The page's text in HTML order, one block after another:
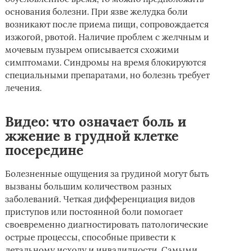
основания болезни. При язве желудка боли
возникают после приема пищи, сопровождается
изжогой, рвотой. Наличие проблем с желчным и
мочевым пузырем описывается схожими
симптомами. Синдромы на время блокируются
специальными препаратами, но болезнь требует
лечения.
Видео: что означает боль и
жжение в грудной клетке
посередине
Болезненные ощущения за грудиной могут быть
вызваны большим количеством разных
заболеваний. Четкая дифференциация видов
приступов или постоянной боли помогает
своевременно диагностировать патологические
острые процессы, способные привести к